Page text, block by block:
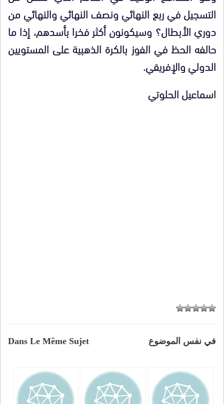
التسجيل في ربع النهائي ونصف النهائي والنهائي من
دوري الأبطال؟ وسيكونون أكثر فخرا بأسدهم، إذا ما
حالفه الحظ في الفوز بالكرة الذهبية على المستويين
الدولي والإفريقي.
اسماعيل الحلوتي
Dans Le Même Sujet في نفس الموضوع